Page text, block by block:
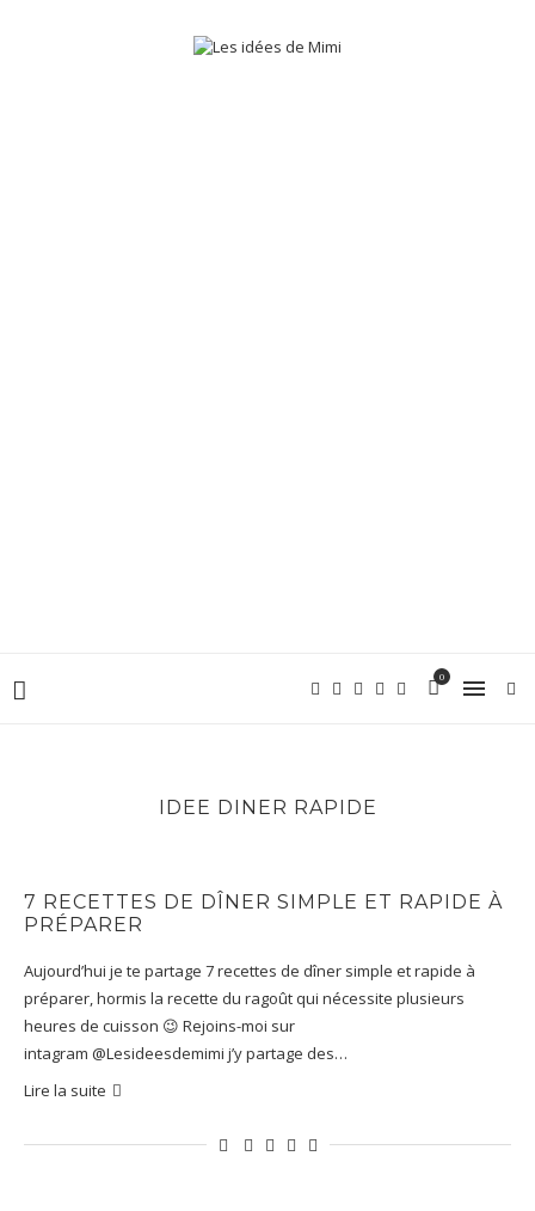
0
IDEE DINER RAPIDE
7 RECETTES DE DÎNER SIMPLE ET RAPIDE À
PRÉPARER
Aujourd’hui je te partage 7 recettes de dîner simple et rapide à
préparer, hormis la recette du ragoût qui nécessite plusieurs
heures de cuisson 😉 Rejoins-moi sur
intagram @Lesideesdemimi j’y partage des…
Lire la suite